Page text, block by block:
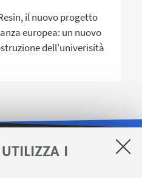
I
il nuovo progetto
europea: un nuovo
dell'univerisità
UTILI